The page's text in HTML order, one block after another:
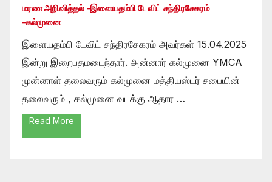
மரண அறிவித்தல் -இளையதம்பி டேவிட் சந்திரசேகரம்
-கல்முனை
இளையதம்பி டேவிட் சந்திரசேகரம் அவர்கள் 15.04.2025
இன்று இறைபதமடைந்தார். அன்னார் கல்முனை YMCA
முன்னாள் தலைவரும் கல்முனை மத்தியஸ்டர் சபையின்
தலைவரும் , கல்முனை வடக்கு ஆதார …
Read More